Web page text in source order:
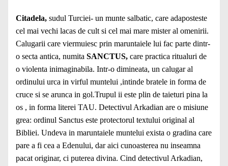
Citadela, sudul Turciei- un munte salbatic, care adaposteste
cel mai vechi lacas de cult si cel mai mare mister al omenirii.
Calugarii care viermuiesc prin maruntaiele lui fac parte dintr-
o secta antica, numita SANCTUS, care practica ritualuri de
o violenta inimaginabila. Intr-o dimineata, un calugar al
ordinului urca in virful muntelui ,intinde bratele in forma de
cruce si se arunca in gol.Trupul ii este plin de taieturi pina la
os , in forma literei TAU. Detectivul Arkadian are o misiune
grea: ordinul Sanctus este protectorul textului original al
Bibliei. Undeva in maruntaiele muntelui exista o gradina care
pare a fi cea a Edenului, dar aici cunoasterea nu inseamna
pacat originar, ci puterea divina. Cind detectivul Arkadian,